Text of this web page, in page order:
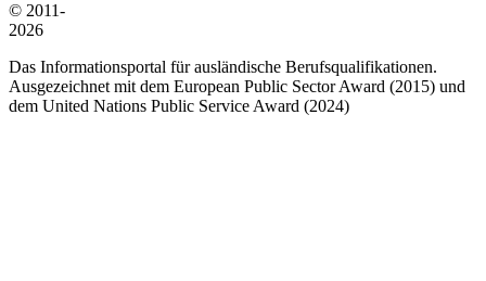
© 2011-
2026
Das Informationsportal für ausländische Berufsqualifikationen.
Ausgezeichnet mit dem European Public Sector Award (2015) und
dem United Nations Public Service Award (2024)